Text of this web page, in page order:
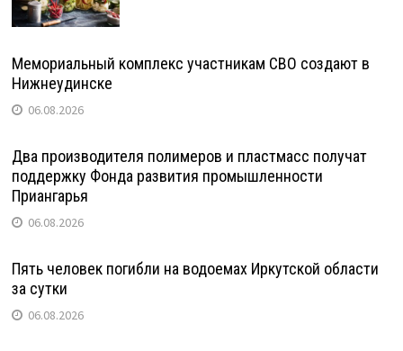
Мемориальный комплекс участникам СВО создают в
Нижнеудинске
06.08.2026
Два производителя полимеров и пластмасс получат
поддержку Фонда развития промышленности
Приангарья
06.08.2026
Пять человек погибли на водоемах Иркутской области
за сутки
06.08.2026